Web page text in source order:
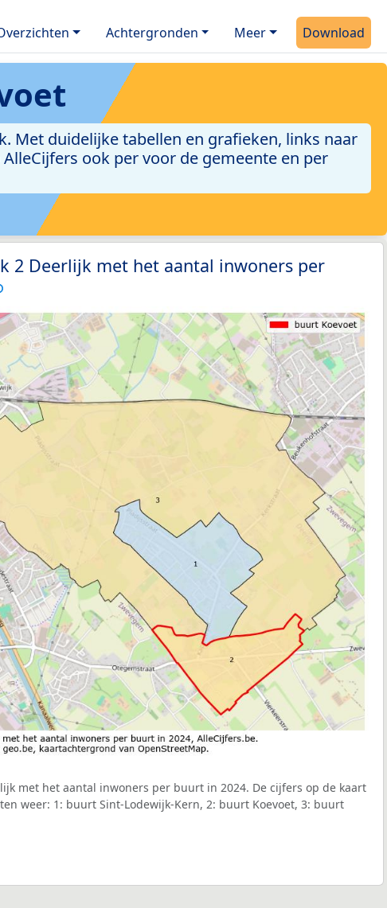
Achtergronden Meer Download
Met duidelijke tabellen en grafieken, links naar
ook per voor de gemeente en per
2 Deerlijk met het aantal inwoners per
met het aantal inwoners per buurt in 2024. De cijfers op de kaart
weer: 1: buurt Sint-Lodewijk-Kern, 2: buurt Koevoet, 3: buurt